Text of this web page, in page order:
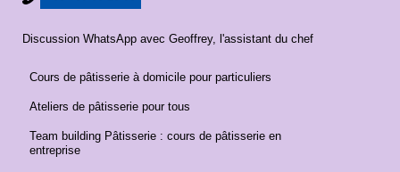
Discussion WhatsApp avec Geoffrey, l'assistant du chef
Cours de pâtisserie à domicile pour particuliers
Ateliers de pâtisserie pour tous
Team building Pâtisserie : cours de pâtisserie en
entreprise